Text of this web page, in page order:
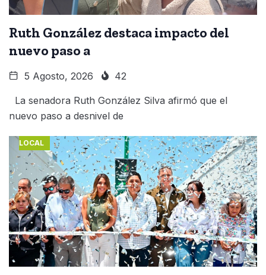
Ruth González destaca impacto del
nuevo paso a
5 Agosto, 2026 42
La senadora Ruth González Silva afirmó que el
nuevo paso a desnivel de
LOCAL